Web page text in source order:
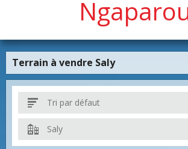
Terrain à vendre Saly
Tri par défaut
Saly